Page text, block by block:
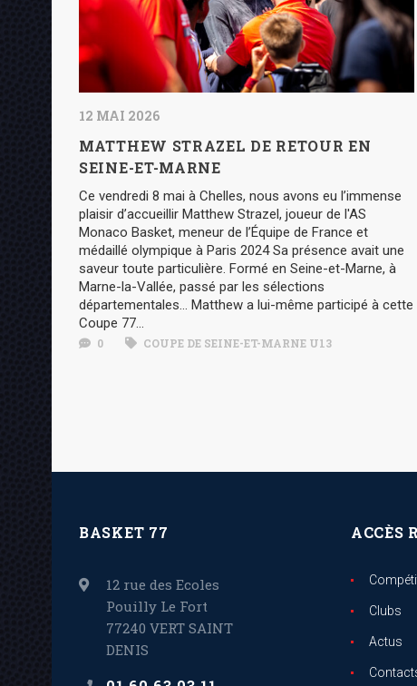
12 MAI 2026
MATTHEW STRAZEL DE RETOUR EN
SEINE-ET-MARNE
Ce vendredi 8 mai à Chelles, nous avons eu l’immense
plaisir d’accueillir Matthew Strazel, joueur de l'AS
Monaco Basket, meneur de l’Équipe de France et
médaillé olympique à Paris 2024 Sa présence avait une
saveur toute particulière. Formé en Seine-et-Marne, à
Marne-la-Vallée, passé par les sélections
départementales… Matthew a lui-même participé à cette
Coupe 77...
0 COUPE DE SEINE-ET-MARNE U13
BASKET 77
12 rue des Ecoles
Pouilly Le Fort
77240 VERT SAINT
DENIS
ACCÈS
Clubs
Actus